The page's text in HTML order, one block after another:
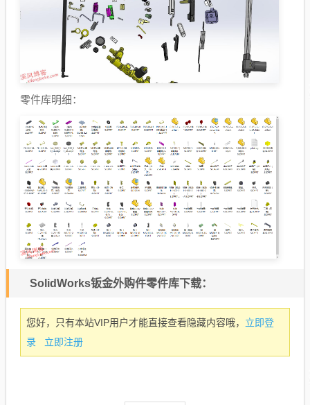
零件库明细：
SolidWorks钣金外购件零件库下载：
您好，只有本站VIP用户才能直接查看隐藏内容哦， 立即登
录
立即注册